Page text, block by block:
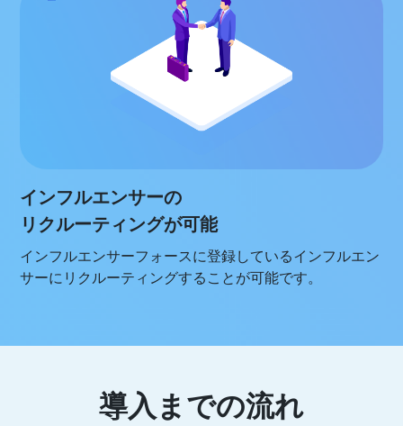
インフルエンサーの
リクルーティングが可能
インフルエンサーフォースに登録しているインフルエン
サーにリクルーティングすることが可能です。
導入までの流れ